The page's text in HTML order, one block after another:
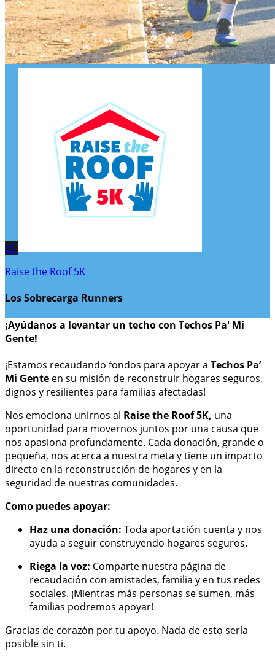
LS
Raise the Roof 5K
Los Sobrecarga Runners
¡Ayúdanos a levantar un techo con Techos Pa' Mi
Gente!
¡Estamos recaudando fondos para apoyar a Techos Pa’
Mi Gente en su misión de reconstruir hogares seguros,
dignos y resilientes para familias afectadas!
Nos emociona unirnos al Raise the Roof5K, una
oportunidad para movernos juntos por una causa que
nos apasiona profundamente. Cada donación, grande o
pequeña, nos acerca a nuestra meta y tiene un impacto
directo en la reconstrucción de hogares y en la
seguridad de nuestras comunidades.
Como puedes apoyar:
Haz una donación: Toda aportación cuenta y nos
ayuda a seguir construyendo hogares seguros.
Riega la voz: Comparte nuestra página de
recaudación con amistades, familia y en tus redes
sociales. ¡Mientras más personas se sumen, más
familias podremos apoyar!
Gracias de corazón por tu apoyo. Nada de esto sería
posible sin ti.